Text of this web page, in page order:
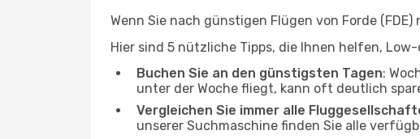
Wenn Sie nach günstigen Flügen von Forde
Hier sind 5 nützliche Tipps, die Ihnen helfen,
Buchen Sie an den günstigsten Tagen:
unter der Woche fliegt, kann oft deutlich
Vergleichen Sie immer alle
unserer Suchmaschine finden Sie alle